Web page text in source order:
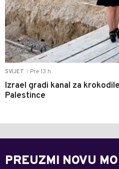
SVIJET Pre 13 h
Izrael gradi kanal za
Palestince
PREUZMI NOVU